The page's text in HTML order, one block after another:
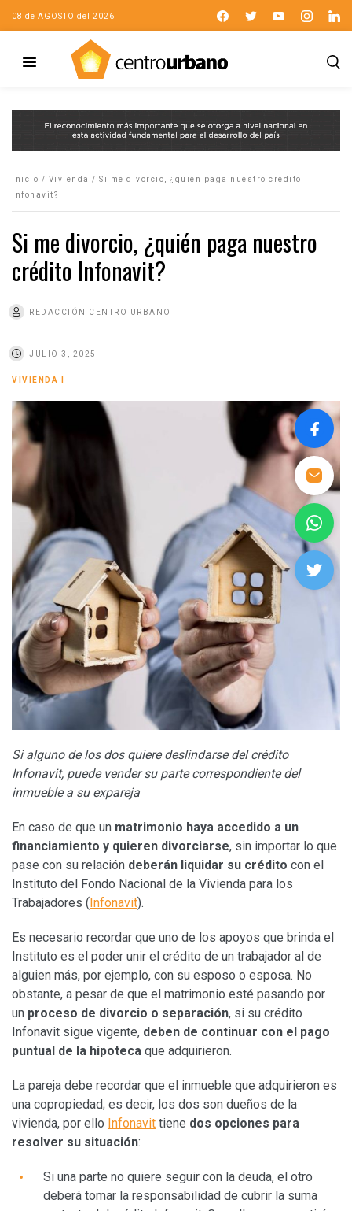
08 de AGOSTO del 2026
Inicio / Vivienda / Si me divorcio, ¿quién paga nuestro crédito
Infonavit?
Si me divorcio, ¿quién paga nuestro
crédito Infonavit?
REDACCIÓN CENTRO URBANO
JULIO 3, 2025
VIVIENDA
Si alguno de los dos quiere deslindarse del crédito
Infonavit, puede vender su parte correspondiente del
inmueble a su expareja
En caso de que un matrimonio haya accedido a un
financiamiento y quieren divorciarse, sin importar lo que
pase con su relación deberán liquidar su crédito con el
Instituto del Fondo Nacional de la Vivienda para los
Trabajadores (Infonavit).
Es necesario recordar que uno de los apoyos que brinda el
Instituto es el poder unir el crédito de un trabajador al de
alguien más, por ejemplo, con su esposo o esposa. No
obstante, a pesar de que el matrimonio esté pasando por
un proceso de divorcio o separación, si su crédito
Infonavit sigue vigente, deben de continuar con el pago
puntual de la hipoteca que adquirieron.
La pareja debe recordar que el inmueble que adquirieron es
una copropiedad; es decir, los dos son dueños de la
vivienda, por ello Infonavit tiene dos opciones para
resolver su situación:
Si una parte no quiere seguir con la deuda, el otro
deberá tomar la responsabilidad de cubrir la suma